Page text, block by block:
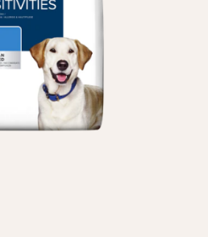
О Нас
клиентам
Контакты
(95) 095-00-05